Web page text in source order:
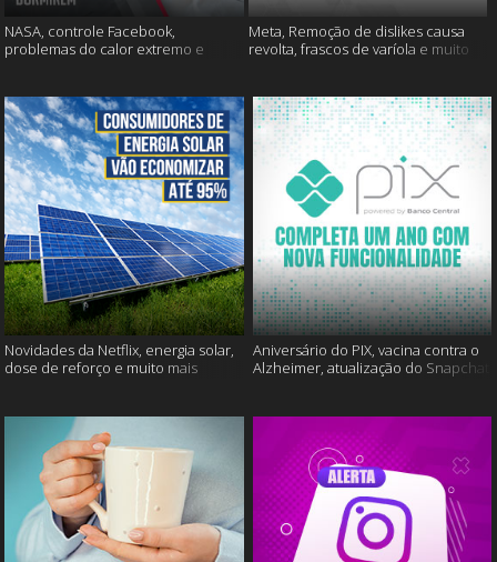
NASA, controle Facebook,
problemas do calor extremo e
Meta, Remoção de dislikes causa
revolta, frascos de varíola e muito
Novidades da Netflix, energia solar,
dose de reforço e muito mais
Aniversário do PIX, vacina contra o
Alzheimer, atualização do Snapchat